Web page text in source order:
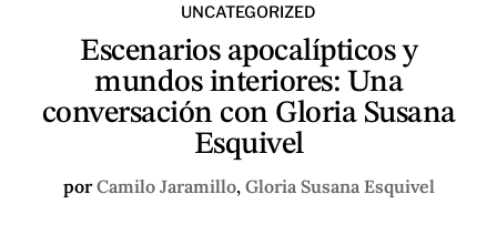
UNCATEGORIZED
Escenarios apocalípticos y
mundos interiores: Una
conversación con Gloria Susana
Esquivel
porCamilo Jaramillo, Gloria Susana Esquivel